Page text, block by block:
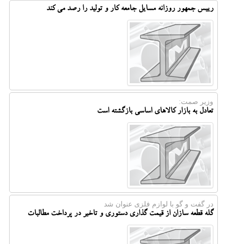
رییس جمهور روزانه مسایل جامعه کار و تولید را رصد می کند
وزیر صمت:
تعادل به بازار کالاهای اساسی بازگشته است
در گفت و گو با لوازم فلزی عنوان شد
گله قطعه سازان از قیمت گذاری دستوری و تاخیر در پرداخت مطالبات